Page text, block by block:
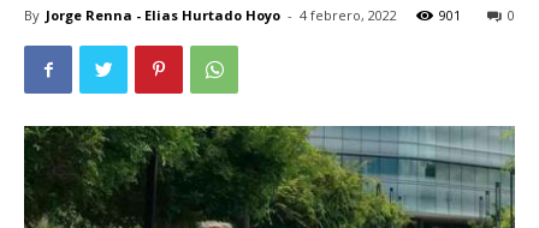
By Jorge Renna - Elias Hurtado Hoyo - 4 febrero, 2022 0
901